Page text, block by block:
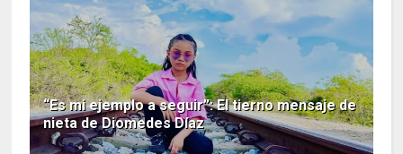
“Es mi ejemplo a seguir”: El tierno mensaje de
nieta de Diomedes Díaz